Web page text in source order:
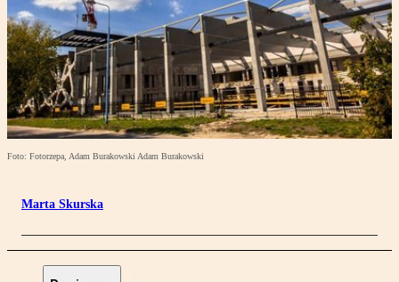
Foto: Fotorzepa, Adam Burakowski Adam Burakowski
Marta Skurska